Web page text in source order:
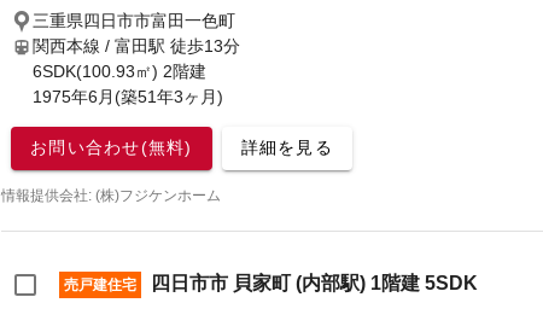
三重県四日市市富田一色町
関西本線 / 富田駅 徒歩13分
6SDK(100.93㎡) 2階建
1975年6月(築51年3ヶ月)
お問い合わせ(無料) 詳細を見る
情報提供会社: (株)フジケンホーム
売戸建住宅 四日市市 貝家町 (内部駅) 1階建 5SDK